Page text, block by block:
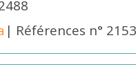
| Références n°